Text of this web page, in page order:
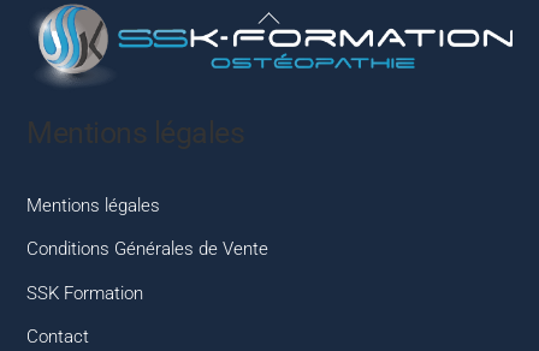
Back
To
Top
Mentions légales
Mentions légales
Conditions Générales de Vente
SSK Formation
Contact